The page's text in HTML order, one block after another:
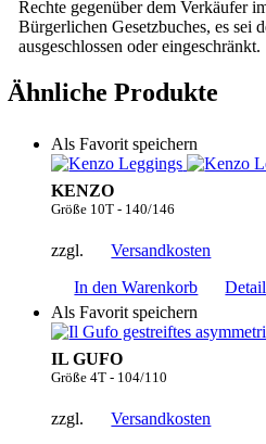
Rechte gegenüber dem Verkäufer
Bürgerlichen Gesetzbuches, es sei
ausgeschlossen oder eingeschränkt.
Ähnliche Produkte
Als Favorit speichern
KENZO
Größe 10T - 140/146
zzgl.
Versandkosten
In den Warenkorb
Als Favorit speichern
IL GUFO
Größe 4T - 104/110
zzgl.
Versandkosten